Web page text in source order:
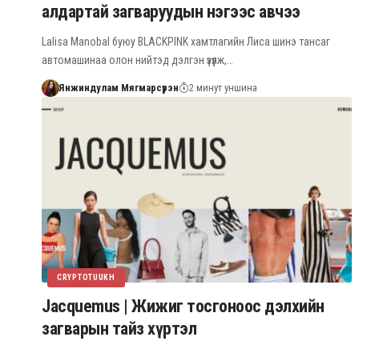
алдартай загваруудын нэгээс авчээ
Lalisa Manobal буюу BLACKPINK хамтлагийн Лиса шинэ тансаг
автомашинаа олон нийтэд дэлгэн үзүүлж,…
Янжиндулам Мягмарсүрэн 2 минут уншина
CRYPTOTUUKH
Jacquemus | Жижиг тосгоноос дэлхийн
загварын тайз хүртэл